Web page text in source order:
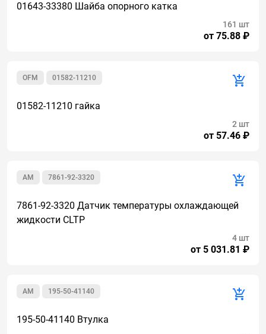
01643-33380 Шайба опорного катка
от 75.88 ₽
161 шт
01582-11210
OFM
01582-11210 гайка
от 57.46 ₽
2 шт
7861-92-3320
AM
7861-92-3320 Датчик температуры охлаждающей
жидкости CLTP
от 5 031.81 ₽
4 шт
195-50-41140
AM
195-50-41140 Втулка